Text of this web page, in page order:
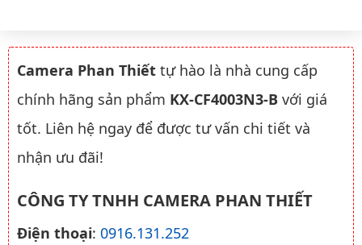
Camera Phan Thiết tự hào là nhà cung cấp
chính hãng sản phẩm KX-CF4003N3-B với giá
tốt. Liên hệ ngay để được tư vấn chi tiết và
nhận ưu đãi!
CÔNG TY TNHH CAMERA PHAN THIẾT
Điện thoại: 0916.131.252